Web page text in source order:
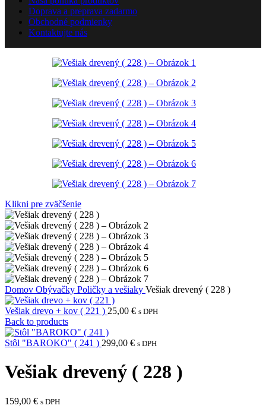
Doprava a preprava zadarmo
Obchodné podmienky
Kontaktujte nás
Klikni pre zväčšenie
Domov Obývačky Poličky a vešiaky Vešiak drevený ( 228 )
Vešiak drevo + kov ( 221 ) 25,00 € s DPH
Back to products
Stôl "BAROKO" ( 241 ) 299,00 € s DPH
Vešiak drevený ( 228 )
159,00 € s DPH